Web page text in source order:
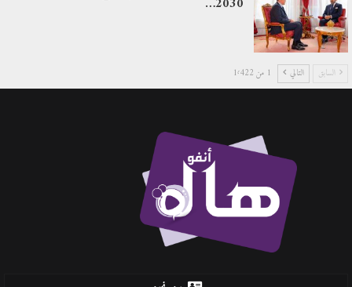
السابق التالي 1 من 1٬422